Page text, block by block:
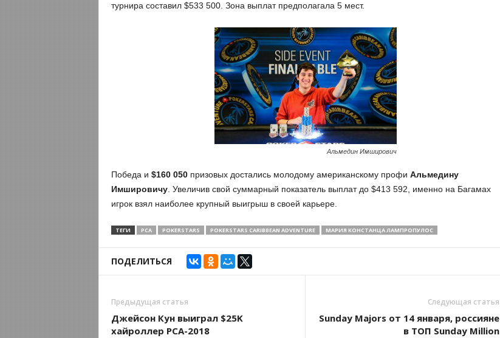
турнира составил $533 500. Зона выплат предполагала 5 мест.
Альмедин Имширович
Победа и $160 050призовых достались молодому американскому профи Альмедину
Имшировичу. Увеличив свой суммарный показатель выплат до $413 592, именно на Багамах
игрок взял наиболее крупный выигрыш в своей карьере.
ТЕГИ PCA POKERSTARS POKERSTARS CARIBBEAN ADVENTURE МАРИЯ КОНСТАНЦА ЛАМПРОПУЛОС
ПОДЕЛИТЬСЯ
Предыдущая статья
Джейсон Кун выиграл $25K
хайроллер PCA-2018
Следующая статья
Sunday Majors от 14 января, россияне
в ТОП Sunday Million